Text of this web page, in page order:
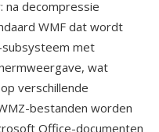
na decompressie
WMF dat wordt
met
wat
verschillende
bestanden worden
Office-documenten